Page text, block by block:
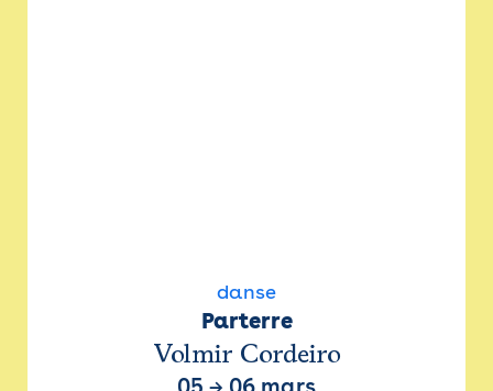
danse
Parterre
Volmir Cordeiro